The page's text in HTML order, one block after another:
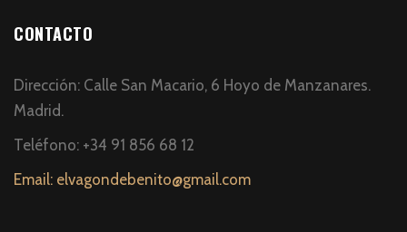
CONTACTO
Dirección: Calle San Macario, 6 Hoyo de Manzanares.
Madrid.
Teléfono: +34 91 856 68 12
Email: elvagondebenito@gmail.com